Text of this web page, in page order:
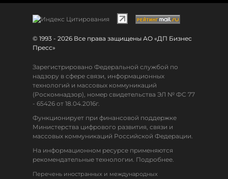
© 1993 - 2026 Все права защищены АО «ДП Бизнес
Пресс»
Зарегистрировано Федеральной службой по
надзору в сфере связи, информационных
технологий и массовых коммуникаций
(Роскомнадзор), номер свидетельства ЭЛ № ФС 77
- 65426 от 18.04.2016г.
Функционирует при финансовой поддержке
Министерства цифрового развития, связи и
массовых коммуникаций Российской Федерации.
На информационном ресурсе применяются
рекомендательные технологии. Подробнее.
Перечень иностранных и международных